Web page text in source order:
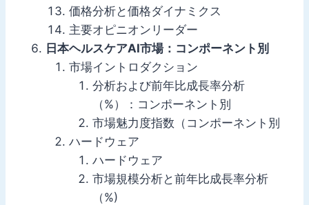
価格分析と価格ダイナミクス
主要オピニオンリーダー
日本ヘルスケアAI市場：コンポーネント別
市場イントロダクション
分析および前年比成長率分析
（%）：コンポーネント別
市場魅力度指数（コンポーネント別
ハードウェア
ハードウェア
市場規模分析と前年比成長率分析
（%)